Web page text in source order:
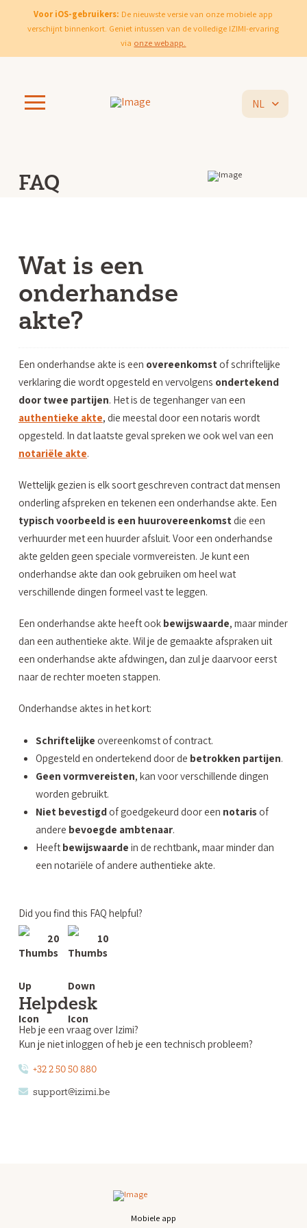
Voor iOS-gebruikers: De nieuwste versie van onze mobiele app
verschijnt binnenkort. Geniet intussen van de volledige IZIMI-ervaring
via onze webapp.
NL
FAQ
Wat is een
onderhandse
akte?
Een onderhandse akte is een overeenkomstof schriftelijke
verklaring die wordt opgesteld en vervolgens ondertekend
door twee partijen. Het is de tegenhanger van een
authentieke akte, die meestal door een notaris wordt
opgesteld. In dat laatste geval spreken we ook wel van een
notariële akte.
Wettelijk gezien is elk soort geschreven contract dat mensen
onderling afspreken en tekenen een onderhandse akte. Een
typisch voorbeeld is een huurovereenkomstdie een
verhuurder met een huurder afsluit. Voor een onderhandse
akte gelden geen speciale vormvereisten. Je kunt een
onderhandse akte dan ook gebruiken om heel wat
verschillende dingen formeel vast te leggen.
Een onderhandse akte heeft ook bewijswaarde, maar minder
dan een authentieke akte. Wil je de gemaakte afspraken uit
een onderhandse akte afdwingen, dan zul je daarvoor eerst
naar de rechter moeten stappen.
Onderhandse aktes in het kort:
Schriftelijkeovereenkomst of contract.
Opgesteld en ondertekend door de betrokken partijen.
Geen vormvereisten, kan voor verschillende dingen
worden gebruikt.
Niet bevestigdof goedgekeurd door een notarisof
andere bevoegde ambtenaar.
Heeft bewijswaardein de rechtbank, maar minder dan
een notariële of andere authentieke akte.
Did you find this FAQ helpful?
20
10
Helpdesk
Heb je een vraag over Izimi?
Kun je niet inloggen of heb je een technisch probleem?
+32 2 50 50 880
support@izimi.be
Mobiele app